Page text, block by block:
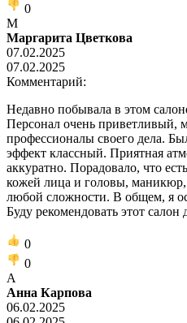
0
М
Маргарита Цветкова
07.02.2025
07.02.2025
Комментарий:
Недавно побывала в этом
Персонал очень приветливый,
профессионалы своего дела.
эффект классный. Приятная
аккуратно. Порадовало, что
кожей лица и головы,
любой сложности. В общем, я
Буду рекомендовать этот
0
0
А
Анна Карпова
06.02.2025